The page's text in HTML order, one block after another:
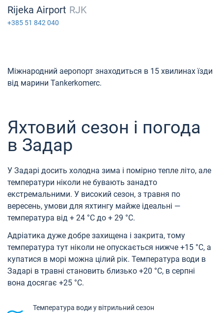
Rijeka Airport RJK
+385 51 842 040
Міжнародний аеропорт знаходиться в 15 хвилинах їзди
від марини Tankerkomerc.
Яхтовий сезон і погода
в Задар
У Задарі досить холодна зима і помірно тепле літо, але
температури ніколи не бувають занадто
екстремальними. У високий сезон, з травня по
вересень, умови для яхтингу майже ідеальні —
температура від + 24 °C до + 29 °C.
Адріатика дуже добре захищена і закрита, тому
температура тут ніколи не опускається нижче +15 °C, а
купатися в морі можна цілий рік. Температура води в
Задарі в травні становить близько +20 °C, в серпні
вона досягає +25 °C.
Температура води у вітрильний сезон